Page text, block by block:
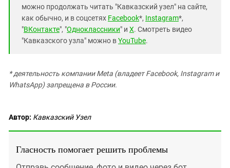
можно продолжать читать "Кавказский узел" на сайте,
как обычно, и в соцсетях Facebook*, Instagram*,
"ВКонтакте", "Одноклассники" и X. Смотреть видео
"Кавказского узла" можно вYouTube.
* деятельность компании Meta (владеет Facebook, Instagram и
WhatsApp) запрещена в России.
Автор: Кавказский Узел
Гласность помогает решить проблемы